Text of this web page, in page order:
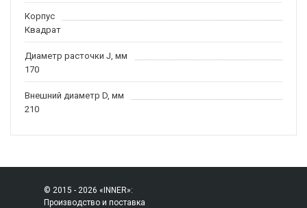
Корпус
Квадрат
Диаметр расточки J, мм
170
Внешний диаметр D, мм
210
© 2015 - 2026 «INNER»:
Производство и поставка